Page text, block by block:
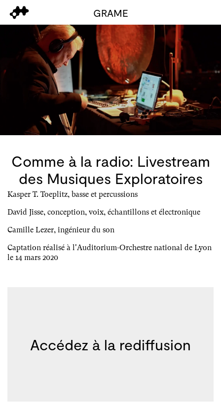
GRAME
Comme à la radio: Livestream
des Musiques Exploratoires
Kasper T. Toeplitz, basse et percussions
David Jisse, conception, voix, échantillons et électronique
Camille Lezer, ingénieur du son
Captation réalisé à l'Auditorium-Orchestre national de Lyon
le 14 mars 2020
Accédez à la rediffusion